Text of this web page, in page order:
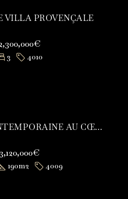
VILLA PROVENÇALE
3 4010
ÉLÉGANCE CONTEMPORAINE AU CŒUR D’UN ÉCRIN DE VERDURE
3,120,000€
190m2 4009